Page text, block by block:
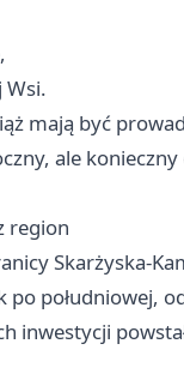
Wsi.
mają być
ale
region
Skarżyska-
południowej,
inwestycji